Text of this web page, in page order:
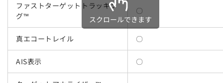
ファストターゲットトラッキン
グ™
〇
真エコートレイル 〇
AIS表示 〇
スクロールできます